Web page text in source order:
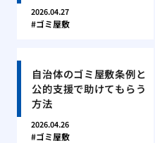
2026.04.27
ゴミ屋敷
自治体のゴミ屋敷条例と
公的支援で助けてもらう
方法
2026.04.26
ゴミ屋敷